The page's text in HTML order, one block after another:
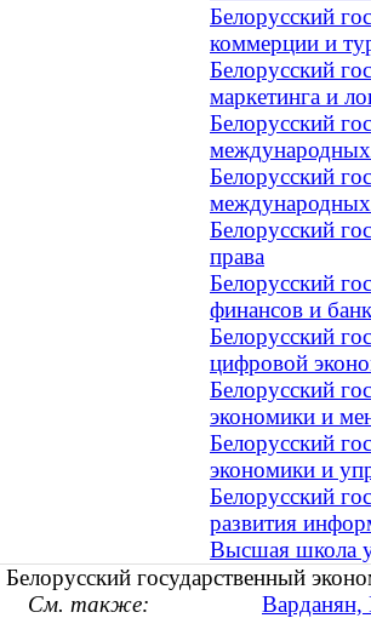
Белорусский
коммерции и
Белорусский
маркетинга и
Белорусский
Белорусский
Белорусский
права
Белорусский
финансов и
Белорусский
цифровой
Белорусский
экономики и
Белорусский
экономики и
Белорусский
развития
Высшая школа
Белорусский государственный
См. также:
Варданян,